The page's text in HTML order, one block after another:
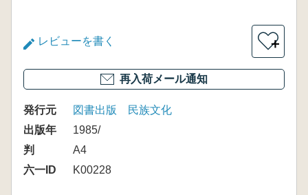
レビューを書く ＋
再入荷メール通知
発行元
図書出版 民族文化
出版年
1985/
判
A4
六一ID
K00228